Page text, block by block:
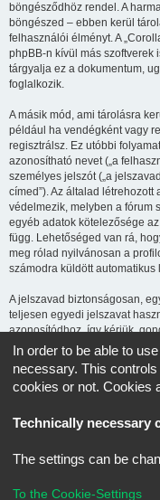
böngésződhöz rendel. A
böngészed – ebben kerül
felhasználói élményt. A
phpBB-n kívül más szoftverek
tárgyalja ez a dokumentum,
foglalkozik.
A másik mód, ami tárolásra
például ha vendégként vagy
regisztrálsz. Ez utóbbi
azonosítható nevet („a
személyes jelszót („a
címed”). Az általad
védelmezik, melyben a fórum
egyéb adatok kötelezősége
függ. Lehetőséged van rá,
meg rólad nyilvánosan a
számodra küldött automatikus
A jelszavad biztonságosan,
teljesen egyedi jelszavat
azonosítódhoz, így kérjük,
add ki harmadik személynek,
phpBB-vel kapcsolatban
„Elfelejtettem a jelszavam”
és az e-mail címed, majd
Magyar
In order to be able to
necessary. This
cookies or not. Cookies
Technically necessary
The settings can be
To the Cookie-Settings